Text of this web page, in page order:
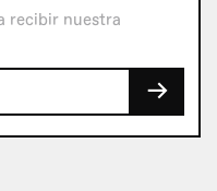
recibir nuestra
→